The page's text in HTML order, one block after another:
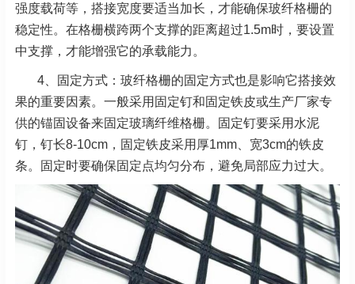
强度载荷等，搭接宽度要适当加长，才能确保玻纤格栅的
稳定性。在格栅横跨两个支撑的距离超过1.5m时，要设置
中支撑，才能增强它的承载能力。
4、固定方式：玻纤格栅的固定方式也是影响它搭接效
果的重要因素。一般采用固定钉和固定铁皮或生产厂家专
供的锚固设备来固定玻璃纤维格栅。固定钉要采用水泥
钉，钉长8-10cm，固定铁皮采用厚1mm、宽3cm的铁皮
条。固定时要确保固定点均匀分布，避免局部应力过大。